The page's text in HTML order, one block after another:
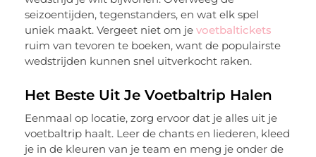
seizoentijden, tegenstanders, en wat elk spel
uniek maakt. Vergeet niet om je voetbaltickets
ruim van tevoren te boeken, want de populairste
wedstrijden kunnen snel uitverkocht raken.
Het Beste Uit Je Voetbaltrip Halen
Eenmaal op locatie, zorg ervoor dat je alles uit je
voetbaltrip haalt. Leer de chants en liederen, kleed
je in de kleuren van je team en meng je onder de